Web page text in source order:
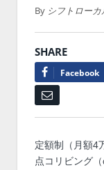
By シフトロー
SHARE
Facebook
定額制（月額4
点コリビング